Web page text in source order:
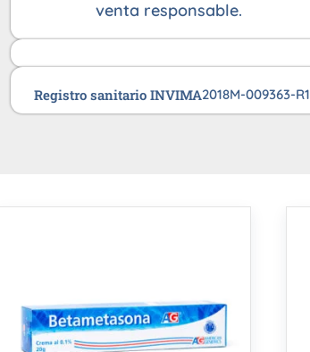
venta responsable.
Registro sanitario INVIMA2018M-009363-R1